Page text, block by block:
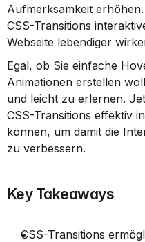
Aufmerksamkeit
CSS-Transitions
Webseite lebendiger
Egal, ob Sie einfache
Animationen erstellen
und leicht zu erlernen.
CSS-Transitions effektiv
können, um damit die
zu verbessern.
Key Takeaways
CSS-Transitions